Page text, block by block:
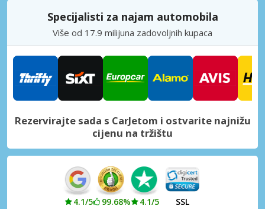
Specijalisti za najam automobila
Više od 17.9 milijuna zadovoljnih kupaca
Rezervirajte sada s CarJetom i ostvarite najnižu
cijenu na tržištu
4.1/5 99.68% 4.1/5 SSL